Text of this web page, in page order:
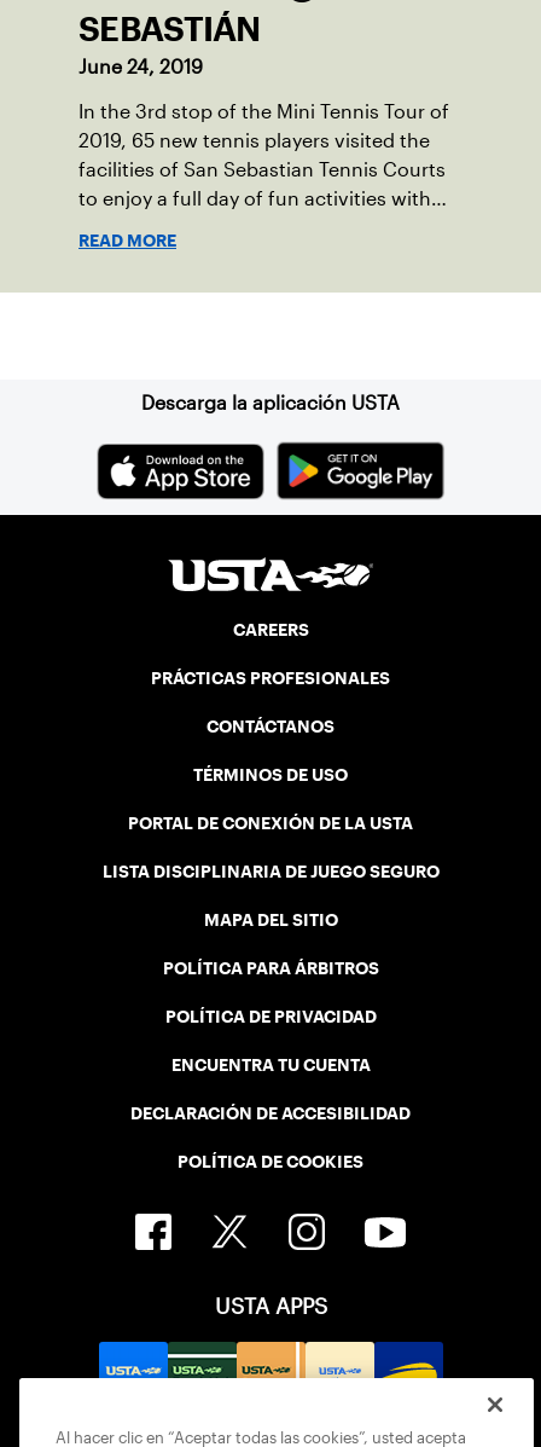
SEBASTIÁN
June 24, 2019
In the 3rd stop of the Mini Tennis Tour of
2019, 65 new tennis players visited the
facilities of San Sebastian Tennis Courts
to enjoy a full day of fun activities with
READ MORE
Descarga la aplicación USTA
CAREERS
PRÁCTICAS PROFESIONALES
CONTÁCTANOS
TÉRMINOS DE USO
PORTAL DE CONEXIÓN DE LA USTA
LISTA DISCIPLINARIA DE JUEGO SEGURO
MAPA DEL SITIO
POLÍTICA PARA ÁRBITROS
POLÍTICA DE PRIVACIDAD
ENCUENTRA TU CUENTA
DECLARACIÓN DE ACCESIBILIDAD
POLÍTICA DE COOKIES
USTA APPS
Al hacer clic en “Aceptar todas las cookies”, usted acepta